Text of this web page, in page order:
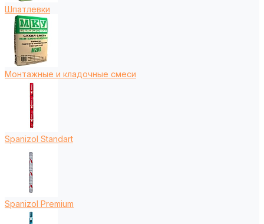
Шпатлевки
Монтажные и кладочные смеси
Spanizol Standart
Spanizol Premium